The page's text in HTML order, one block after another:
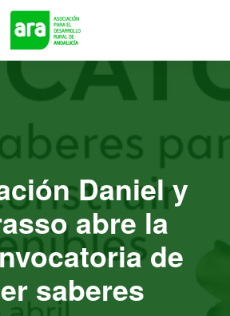
Daniel y
abre la
de
saberes